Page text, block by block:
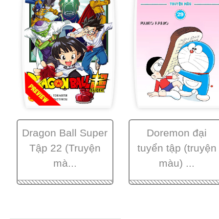
Dragon Ball Super
Tập 22 (Truyện
mà...
Doremon đại
tuyển tập (truyện
màu) ...